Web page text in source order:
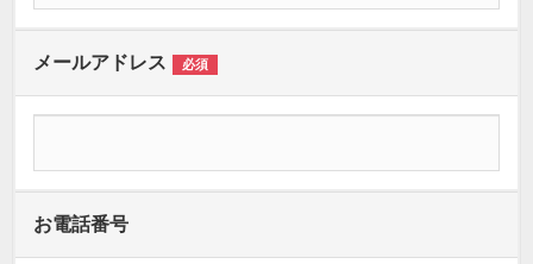
メールアドレス 必須
お電話番号